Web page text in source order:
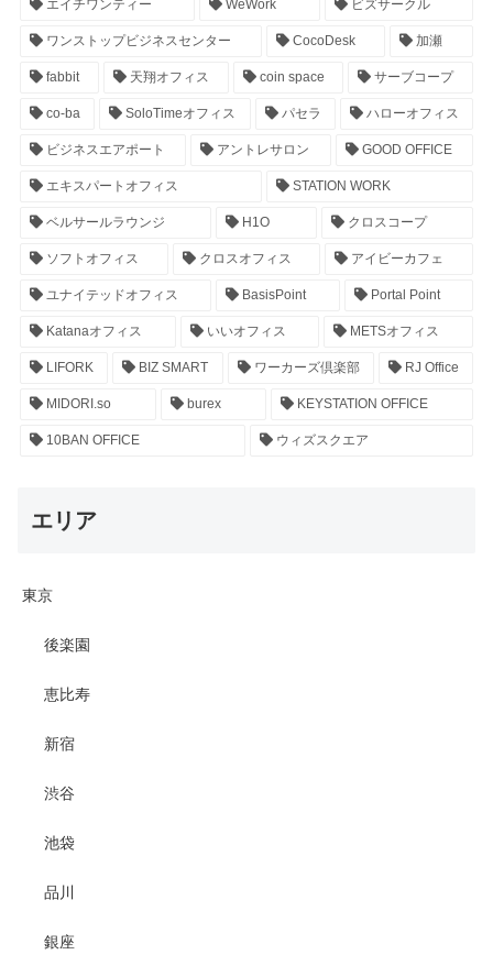
エイチワンティー WeWork ビズサークル
ワンストップビジネスセンター CocoDesk 加瀬
fabbit 天翔オフィス coin space サーブコープ
co-ba SoloTimeオフィス パセラ ハローオフィス
ビジネスエアポート アントレサロン GOOD OFFICE
エキスパートオフィス STATION WORK
ベルサールラウンジ H1O クロスコープ
ソフトオフィス クロスオフィス アイビーカフェ
ユナイテッドオフィス BasisPoint Portal Point
Katanaオフィス いいオフィス METSオフィス
LIFORK BIZ SMART ワーカーズ倶楽部 RJ Office
MIDORI.so burex KEYSTATION OFFICE
10BAN OFFICE ウィズスクエア
エリア
東京
後楽園
恵比寿
新宿
渋谷
池袋
品川
銀座